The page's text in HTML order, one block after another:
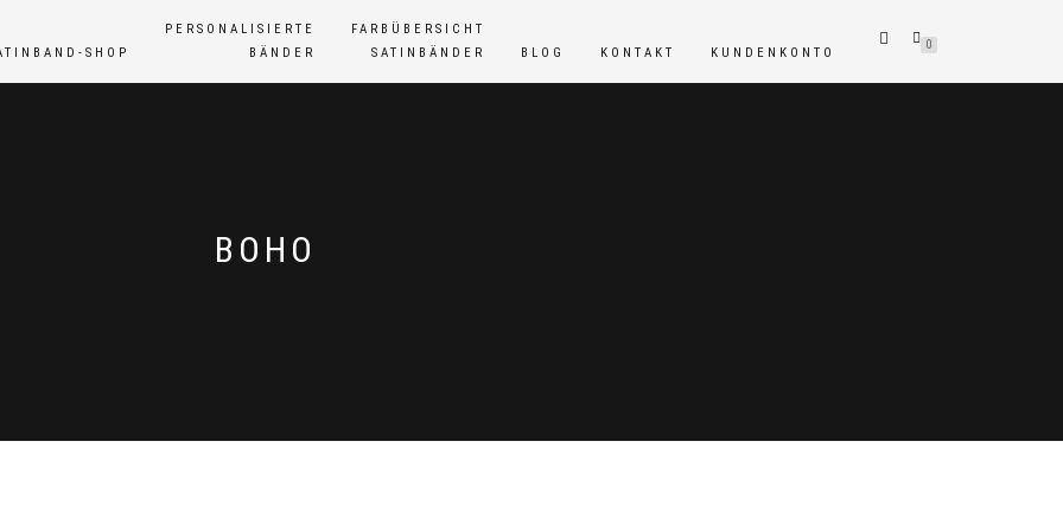
SHOP
PERSONALISIERTE
BÄNDER
FARBÜBERSICHT
SATINBÄNDER
BLOG KONTAKT KUNDENKONTO
0
TAG:
BOHO